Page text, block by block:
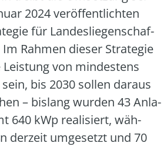
2024 ver­öf­fent­lich­ten
für Lan­des­lie­gen­schaf­
Rah­men die­ser Stra­te­gie
Leis­tung von min­des­tens
bis 2030 sol­len dar­aus
– bis­lang wur­den 43 Anla­
640 kWp rea­li­siert, wäh­
der­zeit umge­setzt und 70